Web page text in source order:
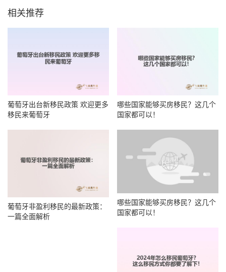
相关推荐
葡萄牙出台新移民政策 欢迎更多
移民来葡萄牙
哪些国家能够买房移民？这几个
国家都可以！
葡萄牙非盈利移民的最新政策：
一篇全面解析
哪些国家能够买房移民？这几个
国家都可以！